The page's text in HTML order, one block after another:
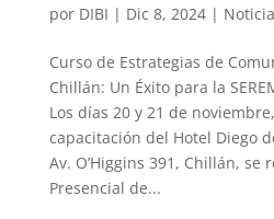
por DIBI | Dic 8, 2024|
Curso de Estrategias de
Chillán: Un Éxito para la
Los días 20 y 21 de
capacitación del Hotel Diego
Av. O’Higgins 391, Chillán, se
Presencial de...